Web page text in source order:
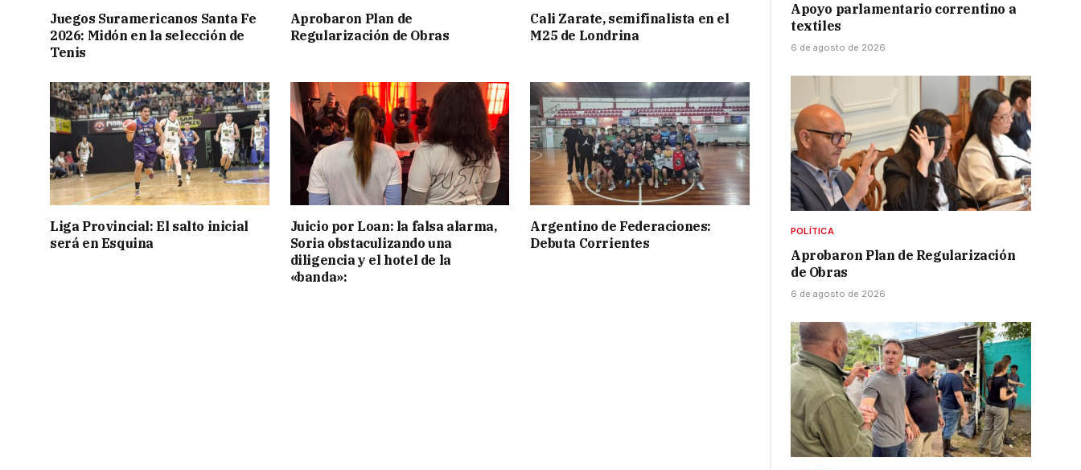
Juegos Suramericanos Santa Fe
2026: Midón en la selección de
Tenis
Aprobaron Plan de
Regularización de Obras
Cali Zarate, semifinalista en el
M25 de Londrina
Liga Provincial: El salto inicial
será en Esquina
Juicio por Loan: la falsa alarma,
Soria obstaculizando una
diligencia y el hotel de la
«banda»:
Argentino de Federaciones:
Debuta Corrientes
Apoyo parlamentario correntino a
textiles
6 de agosto de 2026
POLÍTICA
Aprobaron Plan de Regularización
de Obras
6 de agosto de 2026